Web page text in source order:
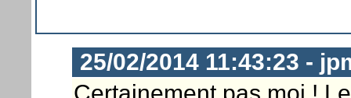
25/02/2014 11:43:23 -
Certainement pas moi !